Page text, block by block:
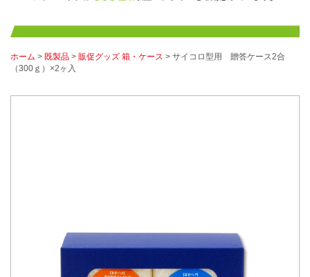
ホーム > 既製品 > 販促グッズ 箱・ケース > サイコロ型用 贈答ケース2合
（300ｇ）×2ヶ入